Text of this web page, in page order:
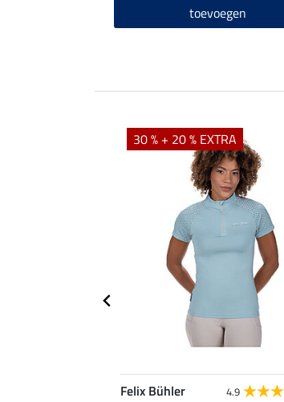
toevoegen
30 % + 20 % EXTRA
Felix Bühler 4.9